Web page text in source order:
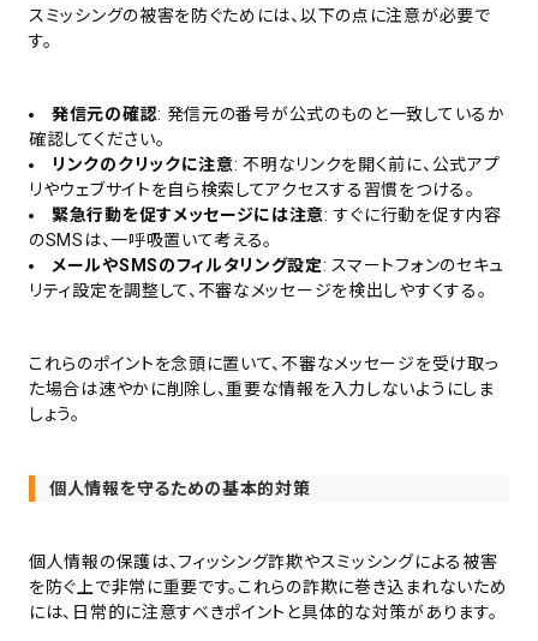
スミッシングの被害を防ぐためには、以下の点に注意が必要で
す。
発信元の確認: 発信元の番号が公式のものと一致しているか
確認してください。
リンクのクリックに注意: 不明なリンクを開く前に、公式アプ
リやウェブサイトを自ら検索してアクセスする習慣をつける。
緊急行動を促すメッセージには注意: すぐに行動を促す内容
のSMSは、一呼吸置いて考える。
メールやSMSのフィルタリング設定: スマートフォンのセキュ
リティ設定を調整して、不審なメッセージを検出しやすくする。
これらのポイントを念頭に置いて、不審なメッセージを受け取っ
た場合は速やかに削除し、重要な情報を入力しないようにしま
しょう。
個人情報を守るための基本的対策
個人情報の保護は、フィッシング詐欺やスミッシングによる被害
を防ぐ上で非常に重要です。これらの詐欺に巻き込まれないため
には、日常的に注意すべきポイントと具体的な対策があります。